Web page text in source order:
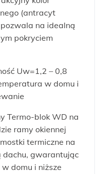
(antracyt
na idealną
pokryciem
Uw=1,2 – 0,8
w domu i
Termo-blok WD na
ramy okiennej
termiczne na
dachu, gwarantując
domu i niższe